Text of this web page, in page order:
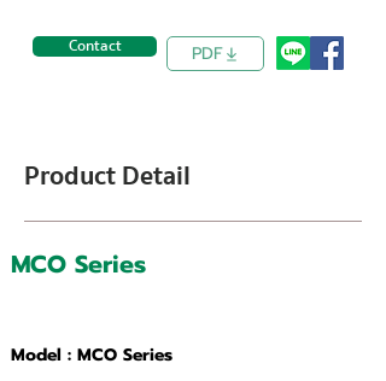
Contact PDF
Product Detail
MCO Series
Model : MCO Series